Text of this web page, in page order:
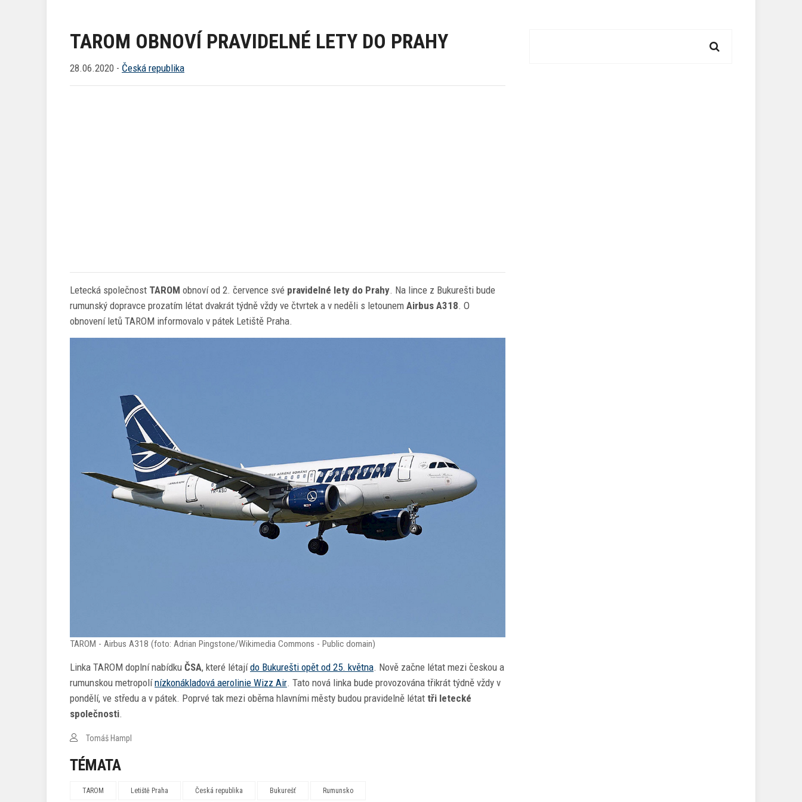
TAROM OBNOVÍ PRAVIDELNÉ LETY DO PRAHY
28.06.2020 - Česká republika
Letecká společnost TAROM obnoví od 2. července své pravidelné lety do Prahy. Na lince z Bukurešti bude
rumunský dopravce prozatím létat dvakrát týdně vždy ve čtvrtek a v neděli s letounem Airbus A318. O
obnovení letů TAROM informovalo v pátek Letiště Praha.
TAROM - Airbus A318 (foto: Adrian Pingstone/Wikimedia Commons - Public domain)
Linka TAROM doplní nabídku ČSA, které létajído Bukurešti opět od 25. května. Nově začne létat mezi českou a
rumunskou metropolínízkonákladová aerolinie Wizz Air. Tato nová linka bude provozována třikrát týdně vždy v
pondělí, ve středu a v pátek. Poprvé tak mezi oběma hlavními městy budou pravidelně létat tři letecké
společnosti.
Tomáš Hampl
TÉMATA
TAROM Letiště Praha Česká republika Bukurešť Rumunsko